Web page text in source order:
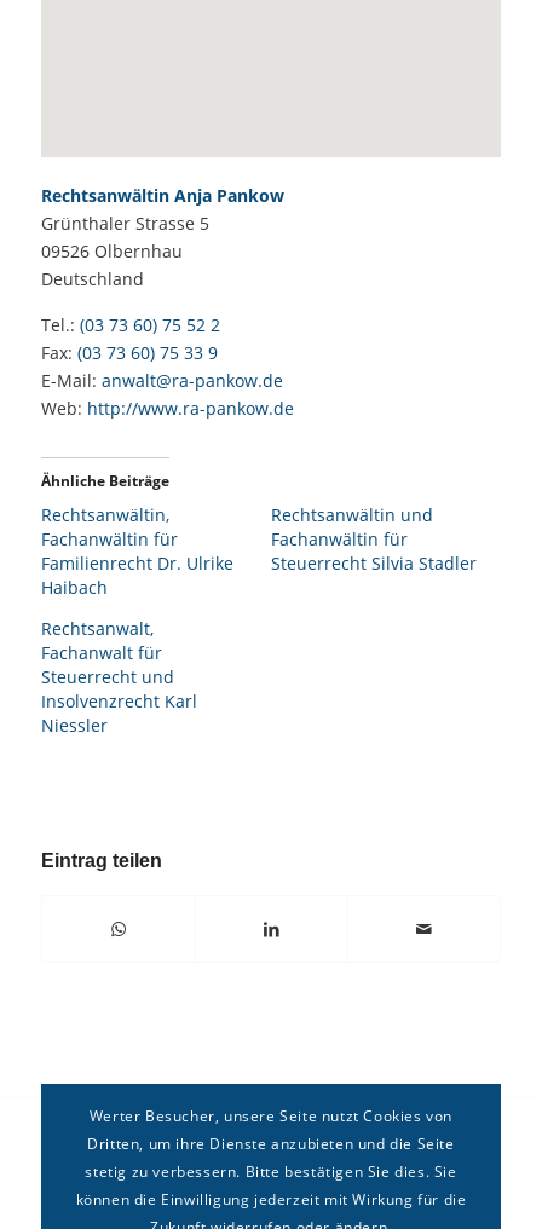
Rechtsanwältin Anja Pankow
Grünthaler Strasse 5
09526 Olbernhau
Deutschland
Tel.: (03 73 60) 75 52 2
Fax: (03 73 60) 75 33 9
E-Mail: anwalt@ra-pankow.de
Web: http://www.ra-pankow.de
Ähnliche Beiträge
Rechtsanwältin,
Fachanwältin für
Familienrecht Dr. Ulrike
Haibach
Rechtsanwältin und
Fachanwältin für
Steuerrecht Silvia Stadler
Rechtsanwalt,
Fachanwalt für
Steuerrecht und
Insolvenzrecht Karl
Niessler
Eintrag teilen
Werter Besucher, unsere Seite nutzt Cookies von
Dritten, um ihre Dienste anzubieten und die Seite
stetig zu verbessern. Bitte bestätigen Sie dies. Sie
können die Einwilligung jederzeit mit Wirkung für die